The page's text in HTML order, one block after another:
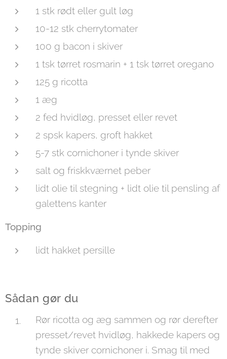
1 stk rødt eller gult løg
10-12 stk cherrytomater
100 g bacon i skiver
1 tsk tørret rosmarin + 1 tsk tørret oregano
125 g ricotta
1 æg
2 fed hvidløg, presset eller revet
2 spsk kapers, groft hakket
5-7 stk cornichoner i tynde skiver
salt og friskkværnet peber
lidt olie til stegning + lidt olie til pensling af
galettens kanter
Topping
lidt hakket persille
Sådan gør du
Rør ricotta og æg sammen og rør derefter
presset/revet hvidløg, hakkede kapers og
tynde skiver cornichoner i. Smag til med